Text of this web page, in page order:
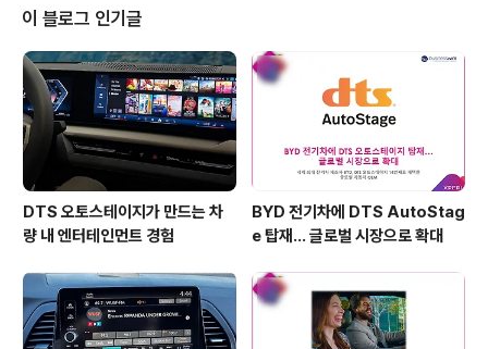
헤드폰:X 사운드를 지원하여 게이밍 헤드셋으로서의 성능
도 놓치지 않았습니다. 적군이 오기 전에, 소리로 먼저 그들
을 탐지해 낼 수 있습니다. 시베리아 350은 게임 내의 모
든 오디오를 생생하게 전달합니다. 총알 소리, 발자국 소리,
그리고 미세한 백그라운드 사운드까지 게임 개발자가 의도
한 모든 사..
이 블로그 인기글
DTS 오토스테이지가 만드는 차
량 내 엔터테인먼트 경험
BYD 전기차에 DTS AutoStag
e 탑재… 글로벌 시장으로 확대